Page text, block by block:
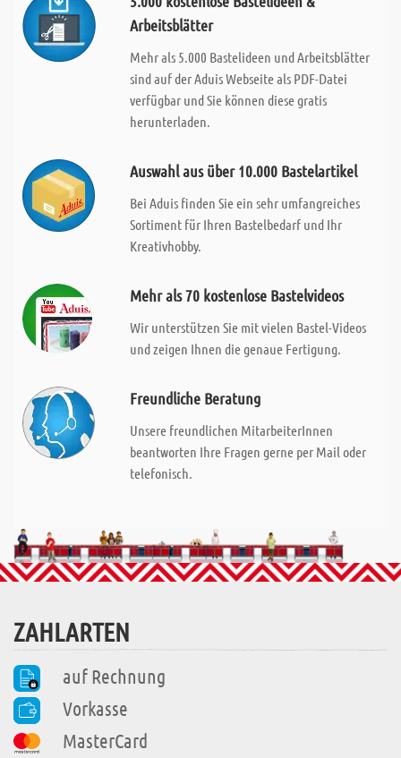
Arbeitsblätter
Mehr als 5.000 Bastelideen und Arbeitsblätter
sind auf der Aduis Webseite als PDF-Datei
verfügbar und Sie können diese gratis
herunterladen.
Auswahl aus über 10.000 Bastelartikel
Bei Aduis finden Sie ein sehr umfangreiches
Sortiment für Ihren Bastelbedarf und Ihr
Kreativhobby.
Mehr als 70 kostenlose Bastelvideos
Wir unterstützen Sie mit vielen Bastel-Videos
und zeigen Ihnen die genaue Fertigung.
Freundliche Beratung
Unsere freundlichen MitarbeiterInnen
beantworten Ihre Fragen gerne per Mail oder
telefonisch.
ZAHLARTEN
auf Rechnung
Vorkasse
MasterCard